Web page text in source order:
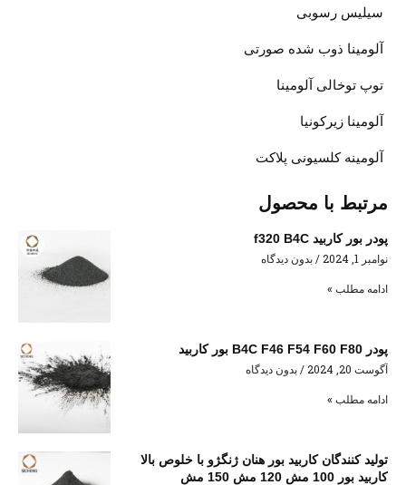
سیلیس رسوبی
آلومینا ذوب شده صورتی
توپ توخالی آلومینا
آلومینا زیرکونیا
آلومینه کلسیونی پلاکت
مرتبط با محصول
پودر بور کاربید f320 B4C
نوامبر 1, 2024
بدون دیدگاه
ادامه مطلب »
پودر B4C F46 F54 F60 F80 بور کاربید
آگوست 20, 2024
بدون دیدگاه
ادامه مطلب »
تولید کنندگان کاربید بور هنان ژنگژو با خلوص بالا
کاربید بور 100 مش 120 مش 150 مش